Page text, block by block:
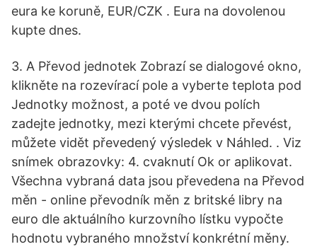
eura ke koruně, EUR/CZK . Eura na dovolenou
kupte dnes.
3. A Převod jednotek Zobrazí se dialogové okno,
klikněte na rozevírací pole a vyberte teplota pod
Jednotky možnost, a poté ve dvou polích
zadejte jednotky, mezi kterými chcete převést,
můžete vidět převedený výsledek v Náhled. . Viz
snímek obrazovky: 4. cvaknutí Ok or aplikovat.
Všechna vybraná data jsou převedena na Převod
měn - online převodník měn z britské libry na
euro dle aktuálního kurzovního lístku vypočte
hodnotu vybraného množství konkrétní měny.